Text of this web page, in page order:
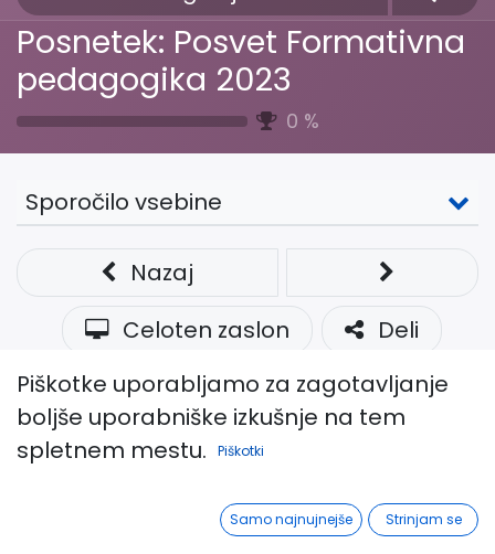
Posnetek: Posvet Formativna
pedagogika 2023
0 %
Sporočilo vsebine
Delavnice posveta
Nazaj
Celoten zaslon
Deli
Proces tranzicije šole (
Z dobrimi odnosi do lahkotnejše
Piškotke uporabljamo za zagotavljanje
boljše uporabniške izkušnje na tem
spletnem mestu.
Piškotki
Samo najnujnejše Strinjam se